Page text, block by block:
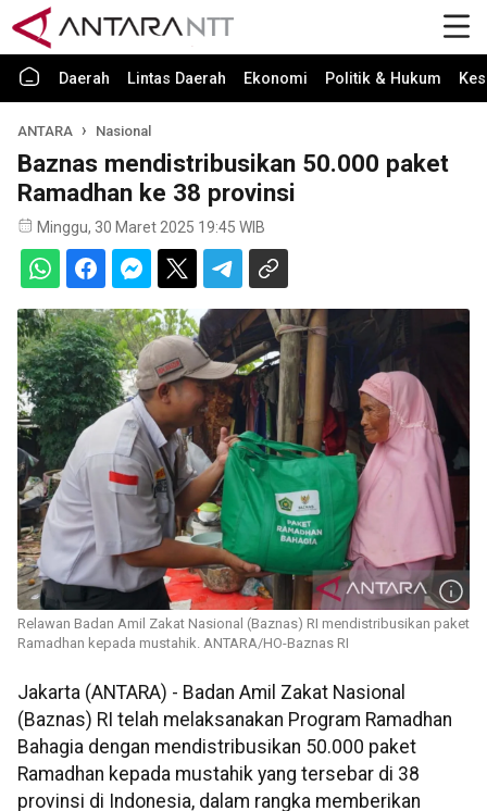
Daerah Lintas Daerah Ekonomi Politik & Hukum
ANTARA Nasional
Baznas mendistribusikan 50.000 paket
Ramadhan ke 38 provinsi
Minggu, 30 Maret 2025 19:45 WIB
Relawan Badan Amil Zakat Nasional (Baznas) RI mendistribusikan paket
Ramadhan kepada mustahik. ANTARA/HO-Baznas RI
Jakarta (ANTARA) - Badan Amil Zakat Nasional
(Baznas) RI telah melaksanakan Program Ramadhan
Bahagia dengan mendistribusikan 50.000 paket
Ramadhan kepada mustahik yang tersebar di 38
provinsi di Indonesia, dalam rangka memberikan